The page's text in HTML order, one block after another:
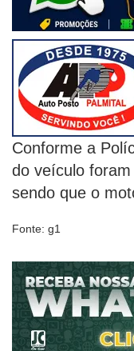
Conforme a
do veículo
sendo que o
Fonte: g1